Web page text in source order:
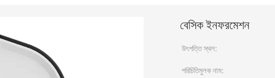
বেসিক ইনফরমেশন
উৎপত্তি স্থল:
পরিচিতিমুলক নাম: